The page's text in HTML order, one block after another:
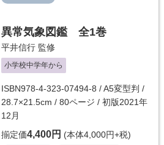
異常気象図鑑 全1巻
平井信行 監修
小学校中学年から
ISBN978-4-323-07494-8 / A5変型判 /
28.7×21.5cm / 80ページ / 初版2021年
12月
揃定価4,400円 (本体4,000円+税)